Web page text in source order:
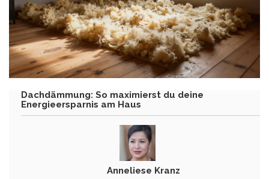
Dachdämmung: So maximierst du deine
Energieersparnis am Haus
Anneliese Kranz